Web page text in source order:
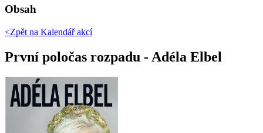
Obsah
<Zpět na Kalendář akcí
První poločas rozpadu - Adéla Elbel